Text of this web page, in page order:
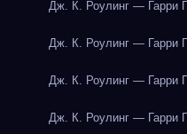
Дж. К. Роулинг — Гарри
Дж. К. Роулинг — Гарри
Дж. К. Роулинг — Гарри
Дж. К. Роулинг — Гарри